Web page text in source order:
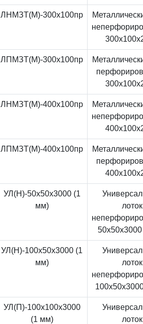
ЛНМЗТ(М)-300x100пр
ЛПМЗТ(М)-300x100пр
ЛНМЗТ(М)-400x100пр
ЛПМЗТ(М)-400x100пр
УЛ(Н)-50x50x3000 (1
мм)
лоток
УЛ(Н)-100x50x3000 (1
мм)
лоток
УЛ(П)-100x100x3000
(1 мм)
лоток